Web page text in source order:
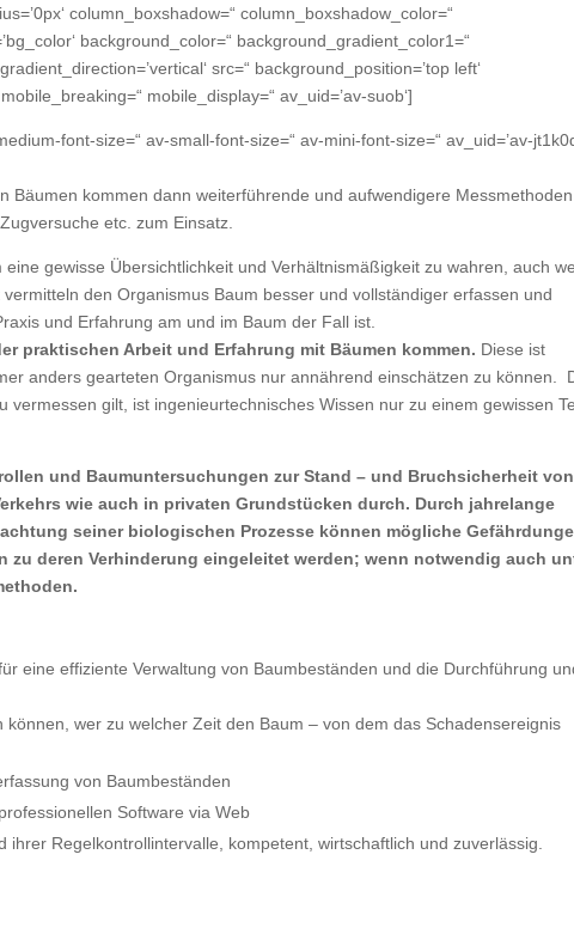
column_boxshadow=“ column_boxshadow_color=“
background_color=“ background_gradient_color1=“
src=“ background_position=’top left‘
mobile_display=“ av_uid=’av-suob‘]
font-size=“ av-small-font-size=“ av-mini-font-size=“ av_uid=’av-
Bäumen kommen dann weiterführende und aufwendigere
etc. zum Einsatz.
gewisse Übersichtlichkeit und Verhältnismäßigkeit zu wahren, auch
den Organismus Baum besser und vollständiger erfassen und
und Erfahrung am und im Baum der Fall ist.
praktischen Arbeit und Erfahrung mit Bäumen kommen. Diese ist
anders gearteten Organismus nur annährend einschätzen zu können.
vermessen gilt, ist ingenieurtechnisches Wissen nur zu einem gewissen
und Baumuntersuchungen zur Stand – und Bruchsicherheit von
wie auch in privaten Grundstücken durch. Durch jahrelange
seiner biologischen Prozesse können mögliche
zu deren Verhinderung eingeleitet werden; wenn notwendig auch
eine effiziente Verwaltung von Baumbeständen und die Durchführung
wer zu welcher Zeit den Baum – von dem das Schadensereignis
von Baumbeständen
Software via Web
Regelkontrollintervalle, kompetent, wirtschaftlich und zuverlässig.